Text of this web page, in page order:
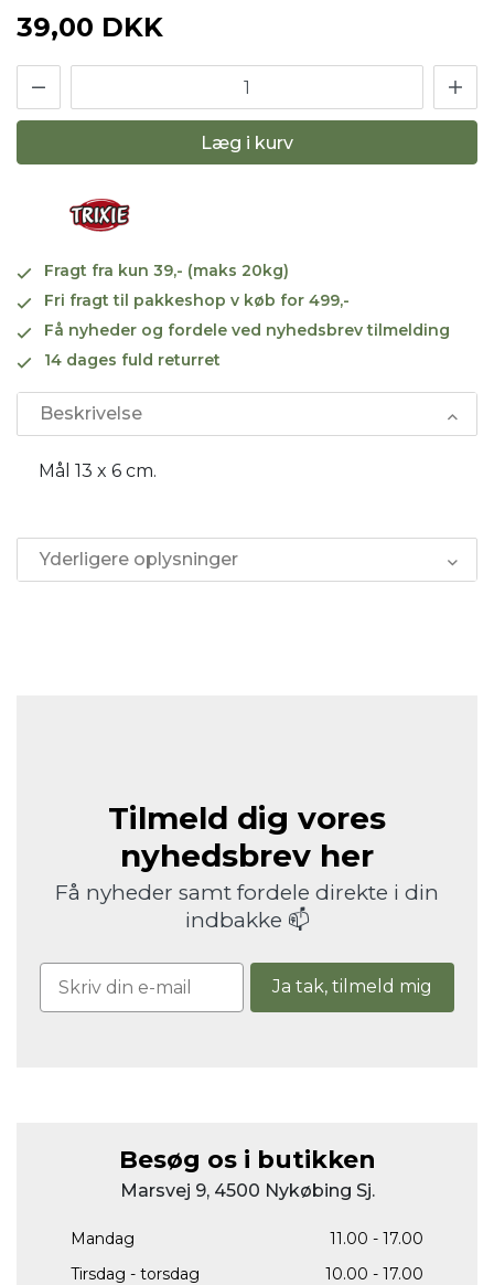
39,00 DKK
Læg i kurv
Fragt fra kun 39,- (maks 20kg)
Fri fragt til pakkeshop v køb for 499,-
Få nyheder og fordele ved nyhedsbrev tilmelding
14 dages fuld returret
Beskrivelse
Mål 13 x 6 cm.
Yderligere oplysninger
Tilmeld dig vores
nyhedsbrev her
Få nyheder samt fordele direkte i din
indbakke 📫
Ja tak, tilmeld mig
Besøg os i butikken
Marsvej 9, 4500 Nykøbing Sj.
Mandag
11.00 - 17.00
Tirsdag - torsdag
10.00 - 17.00